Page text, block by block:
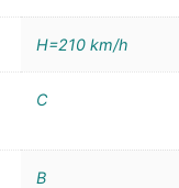
H=210 km/h
C
B